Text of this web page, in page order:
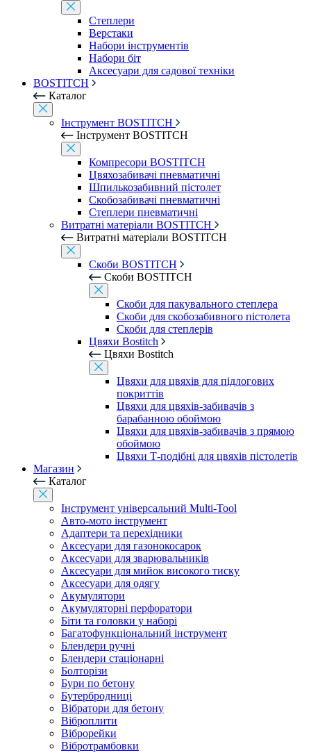
Степлери
Верстаки
Набори інструментів
Набори біт
Аксесуари для садової техніки
BOSTITCH
Каталог
Інструмент BOSTITCH
Інструмент BOSTITCH
Компресори BOSTITCH
Цвяхозабивачі пневматичні
Шпилькозабивний пістолет
Скобозабивачі пневматичні
Степлери пневматичні
Витратні матеріали BOSTITCH
Витратні матеріали BOSTITCH
Скоби BOSTITCH
Скоби BOSTITCH
Скоби для пакувального степлера
Скоби для скобозабивного пістолета
Скоби для степлерів
Цвяхи Bostitch
Цвяхи Bostitch
Цвяхи для цвяхів для підлогових
покриттів
Цвяхи для цвяхів-забивачів з
барабанною обоймою
Цвяхи для цвяхів-забивачів з прямою
обоймою
Цвяхи Т-подібні для цвяхів пістолетів
Магазин
Каталог
Інструмент універсальний Multi-Tool
Авто-мото інструмент
Адаптери та перехідники
Аксесуари для газонокосарок
Аксесуари для зварювальників
Аксесуари для мийок високого тиску
Аксесуари для одягу
Акумулятори
Акумуляторні перфоратори
Біти та головки у наборі
Багатофункціональний інструмент
Блендери ручні
Блендери стаціонарні
Болторізи
Бури по бетону
Бутербродниці
Вібратори для бетону
Віброплити
Віброрейки
Вібротрамбовки